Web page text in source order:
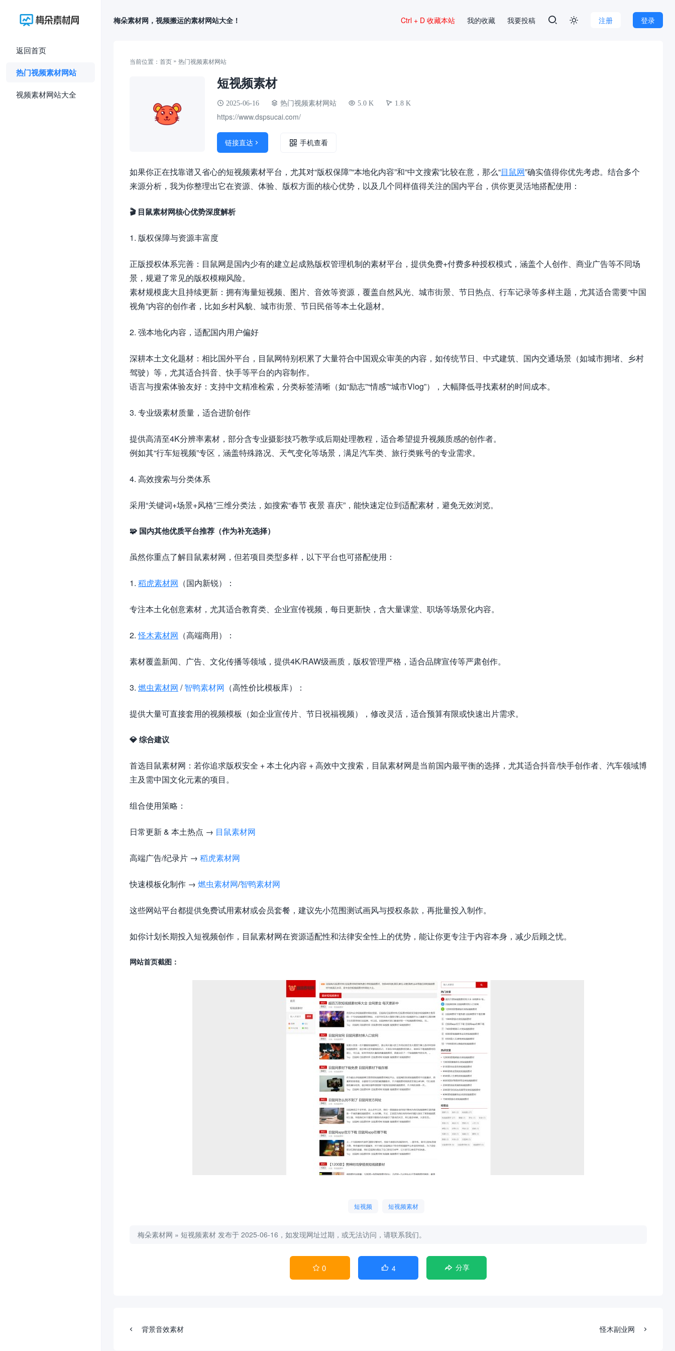
返回首页
热门视频素材网站
视频素材网站大全
梅朵素材网，视频搬运的素材网站大全！ 登录
注册

我的收藏 我要投稿
Ctrl + D 收藏本站
当前位置： 首页 » 热门视频素材网站
短视频素材
2025-06-16 热门视频素材网站 5.0 K 1.8 K
https://www.dspsucai.com/
链接直达  手机查看
如果你正在找靠谱又省心的短视频素材平台，尤其对“版权保障”“本地化内容”和“中文搜索”比较在意，那么“目鼠网”确实值得你优先考虑。结合多个
来源分析，我为你整理出它在资源、体验、版权方面的核心优势，以及几个同样值得关注的国内平台，供你更灵活地搭配使用：
🎬 目鼠素材网核心优势深度解析
1. 版权保障与资源丰富度
正版授权体系完善：目鼠网是国内少有的建立起成熟版权管理机制的素材平台，提供免费+付费多种授权模式，涵盖个人创作、商业广告等不同场
景，规避了常见的版权模糊风险。
素材规模庞大且持续更新：拥有海量短视频、图片、音效等资源，覆盖自然风光、城市街景、节日热点、行车记录等多样主题，尤其适合需要“中国
视角”内容的创作者，比如乡村风貌、城市街景、节日民俗等本土化题材。
2. 强本地化内容，适配国内用户偏好
深耕本土文化题材：相比国外平台，目鼠网特别积累了大量符合中国观众审美的内容，如传统节日、中式建筑、国内交通场景（如城市拥堵、乡村
驾驶）等，尤其适合抖音、快手等平台的内容制作。
语言与搜索体验友好：支持中文精准检索，分类标签清晰（如“励志”“情感”“城市Vlog”），大幅降低寻找素材的时间成本。
3. 专业级素材质量，适合进阶创作
提供高清至4K分辨率素材，部分含专业摄影技巧教学或后期处理教程，适合希望提升视频质感的创作者。
例如其“行车短视频”专区，涵盖特殊路况、天气变化等场景，满足汽车类、旅行类账号的专业需求。
4. 高效搜索与分类体系
采用“关键词+场景+风格”三维分类法，如搜索“春节 夜景 喜庆”，能快速定位到适配素材，避免无效浏览。
🧩 国内其他优质平台推荐（作为补充选择）
虽然你重点了解目鼠素材网，但若项目类型多样，以下平台也可搭配使用：
1. 稻虎素材网 （国内新锐）：
专注本土化创意素材，尤其适合教育类、企业宣传视频，每日更新快，含大量课堂、职场等场景化内容。
2.怪木素材网 （高端商用）：
素材覆盖新闻、广告、文化传播等领域，提供4K/RAW级画质，版权管理严格，适合品牌宣传等严肃创作。
3. 燃虫素材网 /智鸭素材网 （高性价比模板库）：
提供大量可直接套用的视频模板（如企业宣传片、节日祝福视频），修改灵活，适合预算有限或快速出片需求。
💎 综合建议
首选目鼠素材网：若你追求版权安全 + 本土化内容 + 高效中文搜索，目鼠素材网是当前国内最平衡的选择，尤其适合抖音/快手创作者、汽车领域博
主及需中国文化元素的项目。
组合使用策略：
日常更新 & 本土热点 → 目鼠素材网
高端广告/纪录片 → 稻虎素材网
快速模板化制作 → 燃虫素材网/智鸭素材网
这些网站平台都提供免费试用素材或会员套餐，建议先小范围测试画风与授权条款，再批量投入制作。
如你计划长期投入短视频创作，目鼠素材网在资源适配性和法律安全性上的优势，能让你更专注于内容本身，减少后顾之忧。
网站首页截图：
短视频 短视频素材
梅朵素材网 » 短视频素材 发布于 2025-06-16，如发现网址过期，或无法访问，请联系我们。
 0  4 分享
背景音效素材 怪木副业网